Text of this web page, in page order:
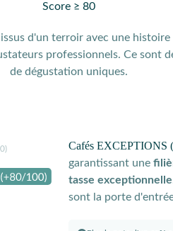
Score ≥ 80
issus d'un terroir avec une
professionnels. Ce sont
de dégustation uniques.
Cafés EXCEPTIONS
garantissant une
tasse exceptionnelle
sont la porte